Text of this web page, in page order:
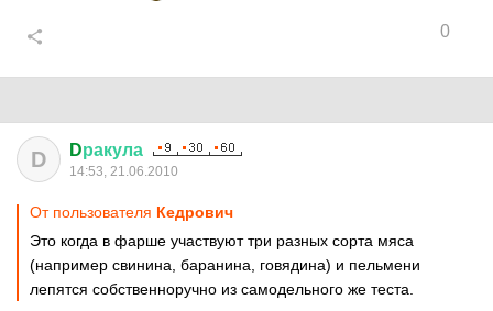
0
D Dракула
14:53, 21.06.2010
От пользователя Кедрович
Это когда в фарше участвуют три разных сорта мяса
(например свинина, баранина, говядина) и пельмени
лепятся собственноручно из самодельного же теста.